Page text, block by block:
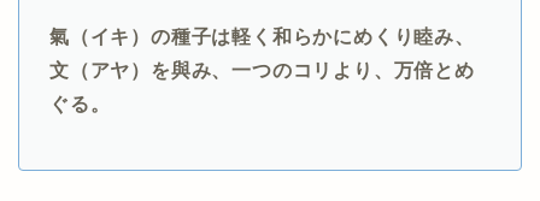
氣（イキ）の種子は軽く和らかにめくり睦み、
文（アヤ）を與み、一つのコリより、万倍とめ
ぐる。